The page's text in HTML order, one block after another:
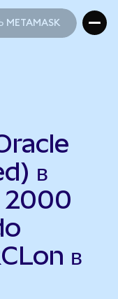
METAMASK
в
2000
в